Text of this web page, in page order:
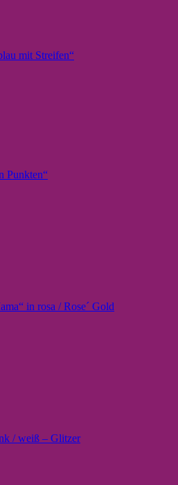
mit Streifen“
Punkten“
in rosa / Rose´ Gold
/ weiß – Glitzer